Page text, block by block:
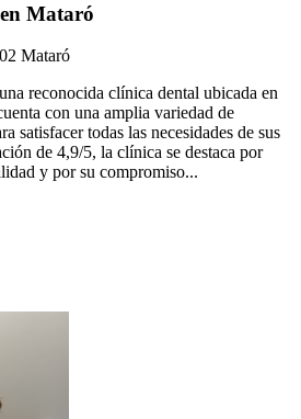
Mataró
Mataró
reconocida clínica dental ubicada en
con una amplia variedad de
satisfacer todas las necesidades de sus
de 4,9/5, la clínica se destaca por
y por su compromiso...